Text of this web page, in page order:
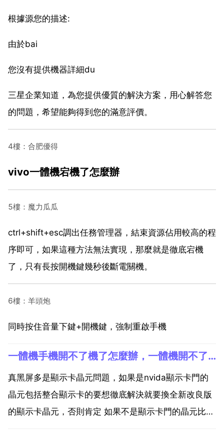
根據源您的描述:
由於bai
您沒有提供機器詳細du
三星企業知道，為您提供優質的解決方案，用心解答您
的問題，希望能夠得到您的滿意評價。
4樓：合肥優得
vivo一體機宕機了怎麼辦
5樓：魔力瓜瓜
ctrl+shift+esc調出任務管理器，結束資源佔用較高的程
序即可，如果這種方法無法實現，那麼就是徹底宕機
了，只有長按開機鍵幾秒後斷電關機。
6樓：羊頭炮
同時按住音量下鍵+開機鍵，強制重啟手機
一體機手機開不了機了怎麼辦，一體機開不了機怎麼辦
真黑屏多是顯示卡晶元問題，如果是nvida顯示卡門的
晶元包括整合顯示卡的要想徹底解決就要換全新改良版
的顯示卡晶元，否則肯定 如果不是顯示卡門的晶元比如